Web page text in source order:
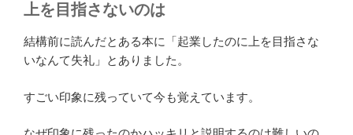
上を目指さないのは
結構前に読んだとある本に「起業したのに上を目指さな
いなんて失礼」とありました。
すごい印象に残っていて今も覚えています。